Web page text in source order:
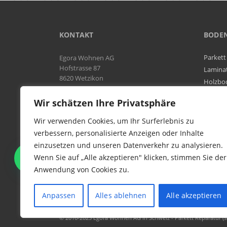
Wir schätzen Ihre Privatsphäre
Wir verwenden Cookies, um Ihr Surferlebnis zu
verbessern, personalisierte Anzeigen oder Inhalte
einzusetzen und unseren Datenverkehr zu analysieren.
Wenn Sie auf „Alle akzeptieren" klicken, stimmen Sie der
Anwendung von Cookies zu.
Anpassen Alles ablehnen Alle akzeptieren
KONTAKT
Egora Wohnen AG
Hofstrasse 87
8620 Wetzikon
Natel:
076 566 38 92
Tel:044 954 25 61
Mail:info@egora-bodenbelaege.ch
Parkett
WIR SIND IN DER GESAMTEN
SCHWEIZ TÄTIG
© 2016-2023 Egora Wohnen AG in Schweiz - Parkett Reparatur